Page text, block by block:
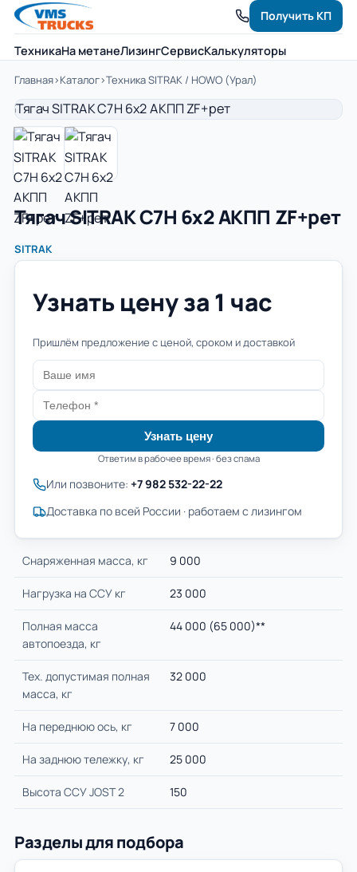
ТехникаНа метанеЛизингСервисКалькуляторы
Получить КП
Главная›Каталог›Техника SITRAK / HOWO (Урал)
Тягач SITRAK C7H 6x2 АКПП ZF+рет
SITRAK
Узнать цену за 1 час
Пришлём предложение с ценой, сроком и доставкой
Узнать цену
Ответим в рабочее время · без спама
Или позвоните: +7 982 532-22-22
Доставка по всей России · работаем с лизингом
Cнаряженная масса, кг 9 000
Нагрузка на ССУ кг 23 000
Полная масса
автопоезда, кг
44 000 (65 000)**
Тех. допустимая полная
масса, кг
32 000
На переднюю ось, кг 7 000
На заднюю тележку, кг 25 000
Высота ССУ JOST 2 150
Разделы для подбора